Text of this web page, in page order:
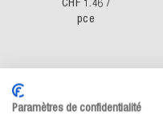
pce
Paramètres de confidentialité